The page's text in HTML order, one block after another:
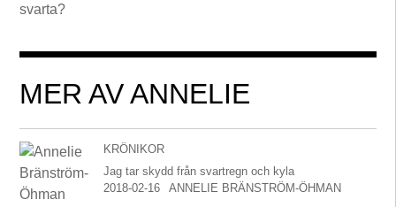
svarta?
MER AV ANNELIE
KRÖNIKOR
Jag tar skydd från svartregn och kyla
2018-02-16
ANNELIE BRÄNSTRÖM-ÖHMAN